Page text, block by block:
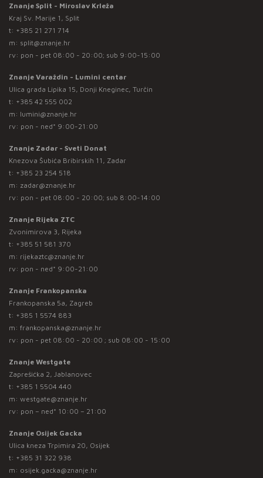
Znanje Split - Miroslav Krleža
Kraj Sv. Marije 1, Split
t: +385 21 271 714
m: split@znanje.hr
rv: pon - pet 08:00 - 20:00; sub 9:00-15:00
Znanje Varaždin - Lumini centar
Ulica grada Lipika 15, Donji Kneginec, Turčin
t: +385 42 555 002
m: lumini@znanje.hr
rv: pon - ned* 9:00-21:00
Znanje Zadar - Sveti Donat
Knezova Šubića Bribirskih 11, Zadar
t: +385 23 254 518
m: zadar@znanje.hr
rv: pon - pet 08:00 - 20:00; sub 8:00-14:00
Znanje Rijeka ZTC
Zvonimirova 3, Rijeka
t: +385 51 581 370
m: rijekaztc@znanje.hr
rv: pon - ned* 9:00-21:00
Znanje Frankopanska
Frankopanska 5a, Zagreb
t: +385 1 5574 883
m: frankopanska@znanje.hr
rv: pon - pet 08:00 - 20:00 ; sub 08:00 - 15:00
Znanje Westgate
Zaprešićka 2, Jablanovec
t: +385 1 5504 440
m: westgate@znanje.hr
rv: pon – ned* 10:00 – 21:00
Znanje Osijek Gacka
Ulica kneza Trpimira 20, Osijek
t: +385 31 322 938
m: osijek.gacka@znanje.hr